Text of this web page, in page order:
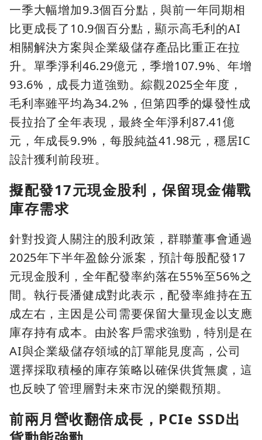
一季大幅增加9.3個百分點，與前一年同期相
比更成長了10.9個百分點，顯示高毛利的AI
相關解決方案與企業級儲存產品比重正在拉
升。單季淨利46.29億元，季增107.9%、年增
93.6%，成長力道強勁。綜觀2025全年度，
毛利率雖平均為34.2%，但第四季的爆發性成
長拉抬了全年表現，最終全年淨利87.41億
元，年成長9.9%，每股純益41.98元，穩居IC
設計獲利前段班。
擬配發17元現金股利，保留現金備戰
庫存需求
針對投資人關注的股利政策，群聯董事會通過
2025年下半年盈餘分派案，預計每股配發17
元現金股利，全年配發率約落在55%至56%之
間。執行長潘健成對此表示，配發率維持在五
成左右，主因是公司需要保留大量現金以支應
庫存持有成本。由於客戶需求強勁，特別是在
AI與企業級儲存領域的訂單能見度高，公司
選擇採取積極的庫存策略以確保供貨無虞，這
也反映了管理層對未來市況的樂觀預期。
前兩月營收翻倍成長，PCIe SSD出